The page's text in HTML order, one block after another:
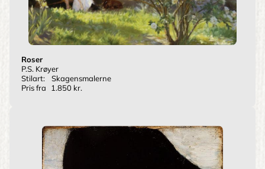
Roser
P.S. Krøyer
Stilart:
Skagensmalerne
Pris fra
1.850 kr.